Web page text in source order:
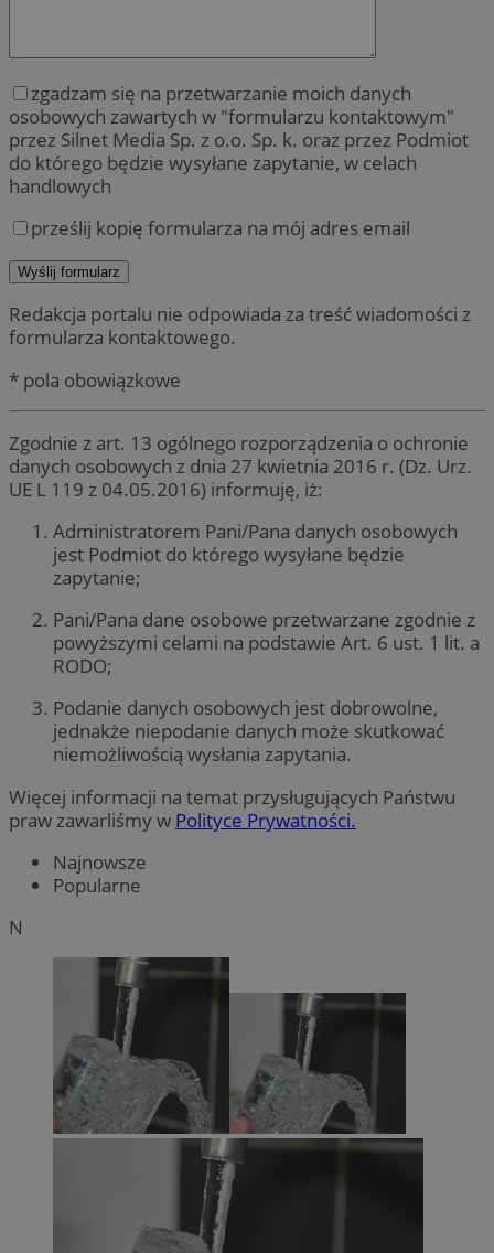
zgadzam się na przetwarzanie moich danych
osobowych zawartych w "formularzu kontaktowym"
przez Silnet Media Sp. z o.o. Sp. k. oraz przez Podmiot
do którego będzie wysyłane zapytanie, w celach
handlowych
prześlij kopię formularza na mój adres email
Redakcja portalu nie odpowiada za treść wiadomości z
formularza kontaktowego.
* pola obowiązkowe
Zgodnie z art. 13 ogólnego rozporządzenia o ochronie
danych osobowych z dnia 27 kwietnia 2016 r. (Dz. Urz.
UE L 119 z 04.05.2016) informuję, iż:
Administratorem Pani/Pana danych osobowych
jest Podmiot do którego wysyłane będzie
zapytanie;
Pani/Pana dane osobowe przetwarzane zgodnie z
powyższymi celami na podstawie Art. 6 ust. 1 lit. a
RODO;
Podanie danych osobowych jest dobrowolne,
jednakże niepodanie danych może skutkować
niemożliwością wysłania zapytania.
Więcej informacji na temat przysługujących Państwu
praw zawarliśmy w Polityce Prywatności.
Najnowsze
Popularne
N